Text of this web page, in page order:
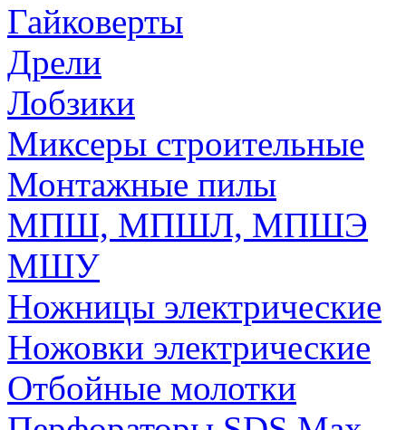
Гайковерты
Дрели
Лобзики
Миксеры строительные
Монтажные пилы
МПШ, МПШЛ, МПШЭ
МШУ
Ножницы электрические
Ножовки электрические
Отбойные молотки